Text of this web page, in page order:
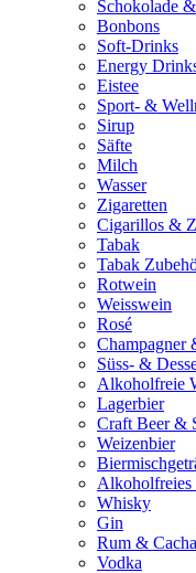
Schokolade
Bonbons
Soft-Drinks
Energy
Eistee
Sport- &
Sirup
Säfte
Milch
Wasser
Zigaretten
Cigarillos &
Tabak
Tabak
Rotwein
Weisswein
Rosé
Champagner
Süss- &
Alkoholfreie
Lagerbier
Craft Beer &
Weizenbier
Alkoholfreies
Whisky
Gin
Rum &
Vodka